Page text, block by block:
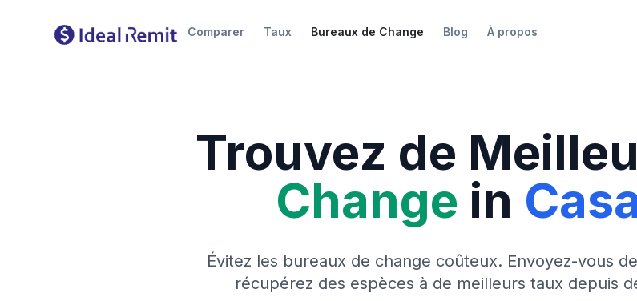
Comparer Taux Bureaux de Change Blog À propos
Trouvez de
Change in
Évitez les bureaux de change coûteux. Envoyez-vous
récupérez des espèces à de meilleurs taux depuis